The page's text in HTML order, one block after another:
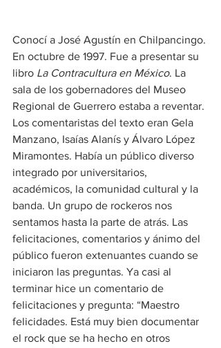
Conocí a José Agustín en Chilpancingo.
En octubre de 1997. Fue a presentar su
libro La Contracultura en México. La
sala de los gobernadores del Museo
Regional de Guerrero estaba a reventar.
Los comentaristas del texto eran Gela
Manzano, Isaías Alanís y Álvaro López
Miramontes. Había un público diverso
integrado por universitarios,
académicos, la comunidad cultural y la
banda. Un grupo de rockeros nos
sentamos hasta la parte de atrás. Las
felicitaciones, comentarios y ánimo del
público fueron extenuantes cuando se
iniciaron las preguntas. Ya casi al
terminar hice un comentario de
felicitaciones y pregunta: “Maestro
felicidades. Está muy bien documentar
el rock que se ha hecho en otros